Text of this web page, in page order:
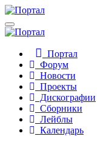
Портал
Форум
Новости
Проекты
Дискографии
Сборники
Лейблы
Календарь